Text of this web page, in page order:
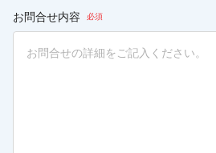
お問合せ内容